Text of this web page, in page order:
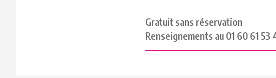
Gratuit sans réservation
Renseignements au 01 60 61 53